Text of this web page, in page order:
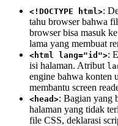
<!DOCTYPE html>:
tahu browser bahwa
browser bisa masuk ke
lama yang membuat
<html lang="id">:
isi halaman. Atribut
engine bahwa konten
membantu screen
<head>: Bagian yang
halaman yang tidak
file CSS, deklarasi